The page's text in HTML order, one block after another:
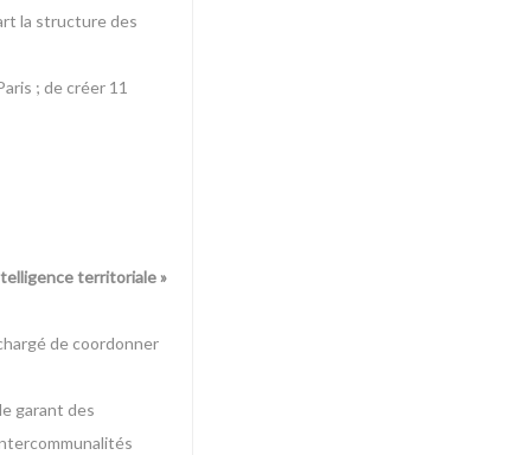
la structure des
; de créer 11
territoriale»
de coordonner
garant des